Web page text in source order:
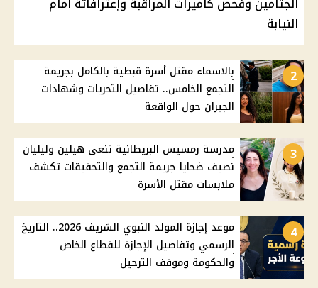
النيابة
2
بالاسماء مقتل أسرة قبطية بالكامل بجريمة
التجمع الخامس.. تفاصيل التحريات وشهادات
الجيران حول الواقعة
3
مدرسة رمسيس البريطانية تنعى هيلين وليليان
نصيف ضحايا جريمة التجمع والتحقيقات تكشف
ملابسات مقتل الأسرة
4
موعد إجازة المولد النبوي الشريف 2026.. التاريخ
الرسمي وتفاصيل الإجازة للقطاع الخاص
والحكومة وموقف الترحيل